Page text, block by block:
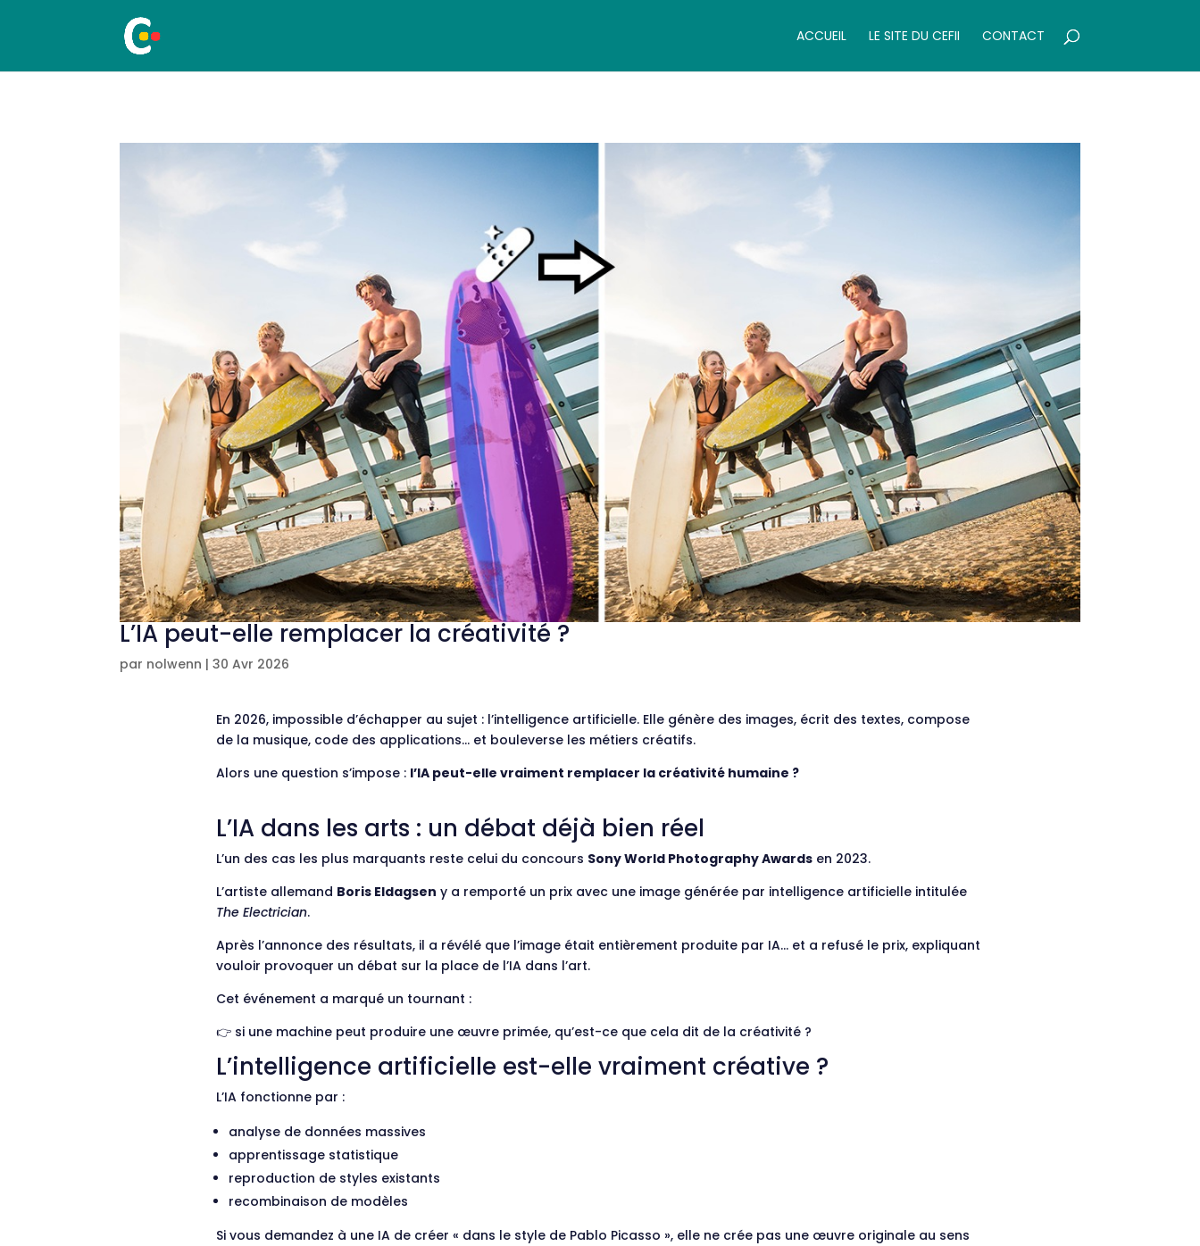
ACCUEIL LE SITE DU CEFII CONTACT
L’IA peut-elle remplacer la créativité ?
par nolwenn |30 Avr 2026
En 2026, impossible d’échapper au sujet : l’intelligence artificielle. Elle génère des images, écrit des textes, compose
de la musique, code des applications… et bouleverse les métiers créatifs.
Alors une question s’impose : l’IA peut-elle vraiment remplacer la créativité humaine ?
L’IA dans les arts : un débat déjà bien réel
L’un des cas les plus marquants reste celui du concours Sony World Photography Awardsen 2023.
L’artiste allemand Boris Eldagsen y a remporté un prix avec une image générée par intelligence artificielle intitulée
The Electrician.
Après l’annonce des résultats, il a révélé que l’image était entièrement produite par IA… et a refusé le prix, expliquant
vouloir provoquer un débat sur la place de l’IA dans l’art.
Cet événement a marqué un tournant :
👉 si une machine peut produire une œuvre primée, qu’est-ce que cela dit de la créativité ?
L’intelligence artificielle est-elle vraiment créative ?
L’IA fonctionne par :
analyse de données massives
apprentissage statistique
reproduction de styles existants
recombinaison de modèles
Si vous demandez à une IA de créer « dans le style de Pablo Picasso », elle ne crée pas une œuvre originale au sens